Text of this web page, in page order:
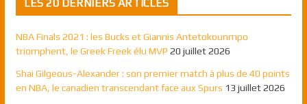
LES 20 DERNIERS ARTICLES
NBA Finals 2021 : les Bucks et Giannis Antetokounmpo
triomphent, le Greek Freek élu MVP 20 juillet 2026
Shai Gilgeous-Alexander : son premier match à plus de 40 points
en NBA, le canadien transcendant face aux Spurs 13 juillet 2026